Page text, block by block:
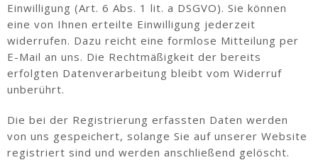
Einwilligung (Art. 6 Abs. 1 lit. a DSGVO). Sie können
eine von Ihnen erteilte Einwilligung jederzeit
widerrufen. Dazu reicht eine formlose Mitteilung per
E-Mail an uns. Die Rechtmäßigkeit der bereits
erfolgten Datenverarbeitung bleibt vom Widerruf
unberührt.
Die bei der Registrierung erfassten Daten werden
von uns gespeichert, solange Sie auf unserer Website
registriert sind und werden anschließend gelöscht.